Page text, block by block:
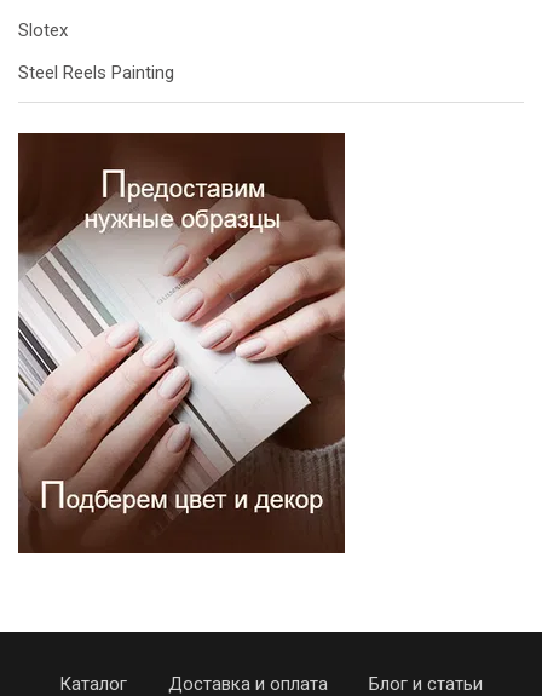
Slotex
Steel Reels Painting
Каталог Доставка и оплата
Блог и статьи